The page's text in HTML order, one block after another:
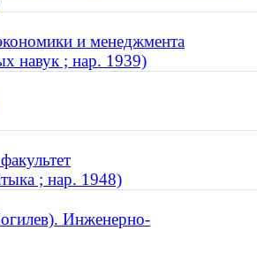
и менеджмента
навук ; нар. 1939)
; нар. 1948)
Инженерно-